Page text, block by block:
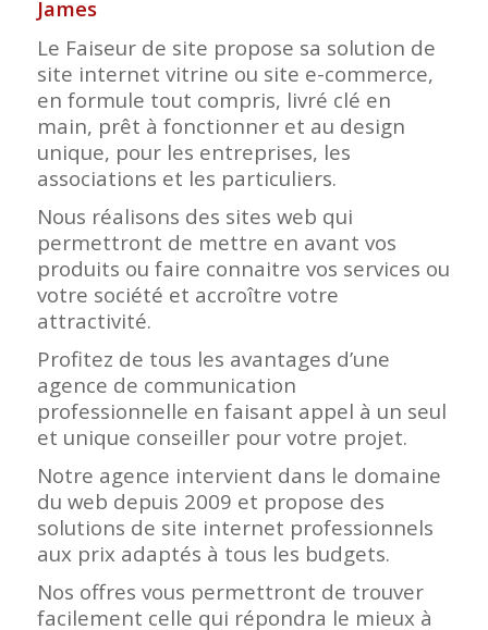
James
Le Faiseur de site propose sa solution de
site internet vitrine ou site e-commerce,
en formule tout compris, livré clé en
main, prêt à fonctionner et au design
unique, pour les entreprises, les
associations et les particuliers.
Nous réalisons des sites web qui
permettront de mettre en avant vos
produits ou faire connaitre vos services ou
votre société et accroître votre
attractivité.
Profitez de tous les avantages d’une
agence de communication
professionnelle en faisant appel à un seul
et unique conseiller pour votre projet.
Notre agence intervient dans le domaine
du web depuis 2009 et propose des
solutions de site internet professionnels
aux prix adaptés à tous les budgets.
Nos offres vous permettront de trouver
facilement celle qui répondra le mieux à